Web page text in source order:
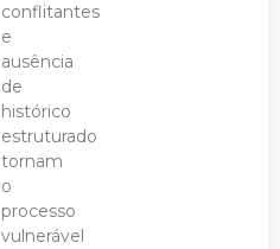
conflitantes
e
ausência
de
histórico
estruturado
tornam
o
processo
vulnerável